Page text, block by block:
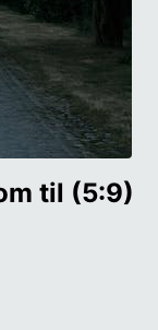
til (5:9)